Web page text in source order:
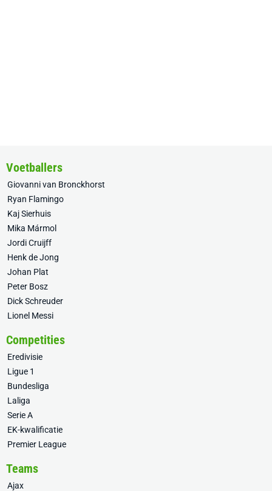
Voetballers
Giovanni van Bronckhorst
Ryan Flamingo
Kaj Sierhuis
Mika Mármol
Jordi Cruijff
Henk de Jong
Johan Plat
Peter Bosz
Dick Schreuder
Lionel Messi
Competities
Eredivisie
Ligue 1
Bundesliga
Laliga
Serie A
EK-kwalificatie
Premier League
Teams
Ajax